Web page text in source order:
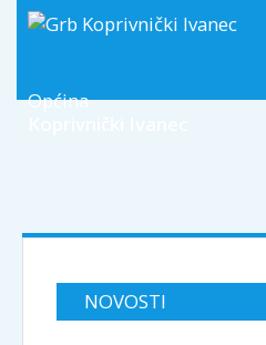
Općina
NOVOSTI